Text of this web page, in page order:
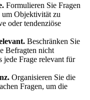
Formulieren Sie Fragen
um Objektivität zu
oder tendenziöse
Beschränken Sie
Befragten nicht
jede Frage relevant für
Organisieren Sie die
Fragen, um die